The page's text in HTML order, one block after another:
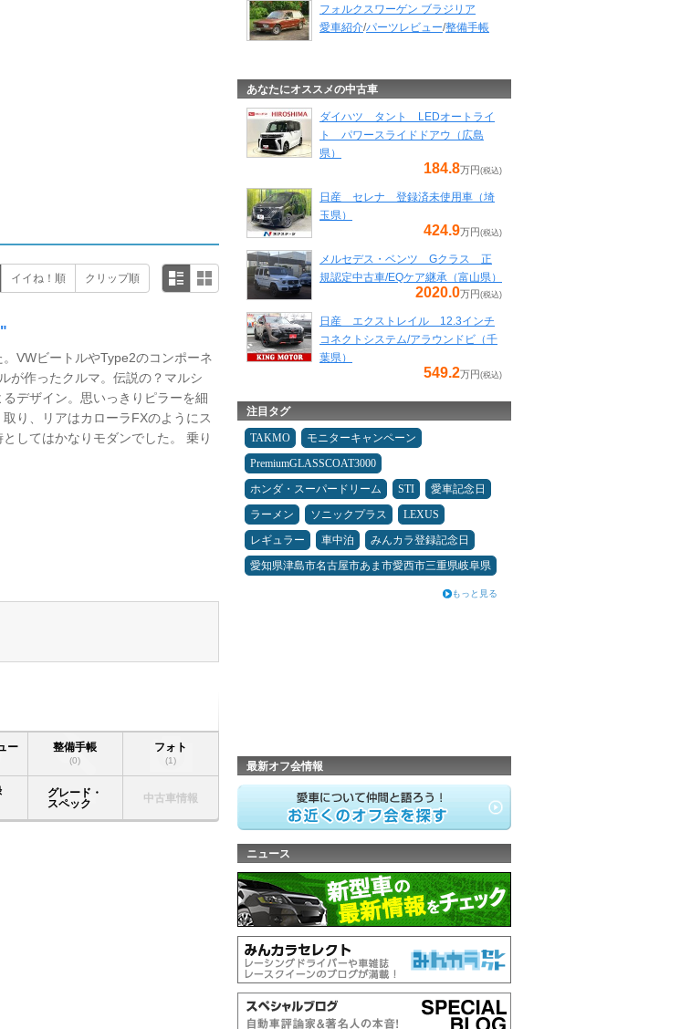
イイね！順 クリップ順
VWビートルやType2のコンポーネ
が作ったクルマ。伝説の？マルシ
デザイン。思いっきりピラーを細
り、リアはカローラFXのようにス
してはかなりモダンでした。 乗り
ー 整備手帳
(0)
フォト
(1)
グレード・
スペック
中古車情報
フォルクスワーゲン ブラジリア
愛車紹介/パーツレビュー/整備手帳
あなたにオススメの中古車
ダイハツ タント LEDオートライ
ト パワースライドドアウ（広島
県）
184.8万円 (税込)
日産 セレナ 登録済未使用車（埼
玉県）
424.9万円 (税込)
メルセデス・ベンツ Gクラス 正
規認定中古車/EQケア継承（富山県）
2020.0万円 (税込)
日産 エクストレイル 12.3インチ
コネクトシステム/アラウンドビ（千
葉県）
549.2万円 (税込)
注目タグ
TAKMO
モニターキャンペーン
PremiumGLASSCOAT3000
ホンダ・スーパードリーム
STI
愛車記念日
ラーメン
ソニックプラス
LEXUS
レギュラー
車中泊
みんカラ登録記念日
愛知県津島市名古屋市あま市愛西市三重県岐阜県
もっと見る
最新オフ会情報
ニュース